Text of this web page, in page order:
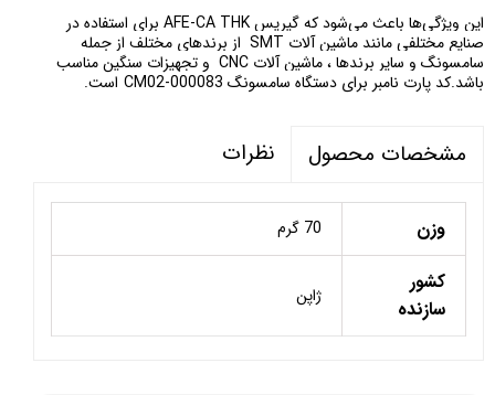
این ویژگی‌ها باعث می‌شود که گیریس AFE-CA THK برای استفاده در
صنایع مختلفی مانند ماشین آلات SMT از برندهای مختلف از جمله
سامسونگ و سایر برندها ، ماشین آلات CNC و تجهیزات سنگین مناسب
باشد.کد پارت نامبر برای دستگاه سامسونگ CM02-000083 است.
مشخصات محصول نظرات
وزن 70 گرم
کشور
سازنده
ژاپن